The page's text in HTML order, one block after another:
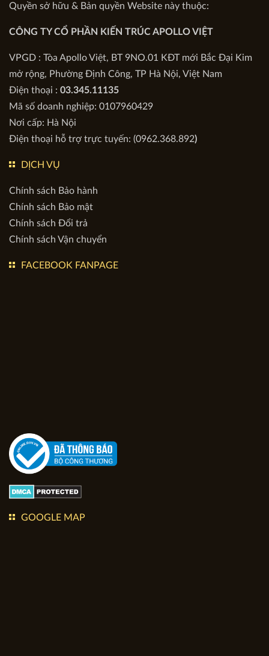
Quyền sở hữu & Bản quyền Website này thuộc:
CÔNG TY CỔ PHẦN KIẾN TRÚC APOLLO VIỆT
VPGD : Tòa Apollo Việt, BT 9NO.01 KĐT mới Bắc Đại Kim
mở rộng, Phường Định Công, TP Hà Nội, Việt Nam
Điện thoại : 03.345.11135
Mã số doanh nghiệp: 0107960429
Nơi cấp: Hà Nội
Điện thoại hỗ trợ trực tuyến: (0962.368.892)
DỊCH VỤ
Chính sách Bảo hành
Chính sách Bảo mật
Chính sách Đổi trả
Chính sách Vận chuyển
FACEBOOK FANPAGE
GOOGLE MAP